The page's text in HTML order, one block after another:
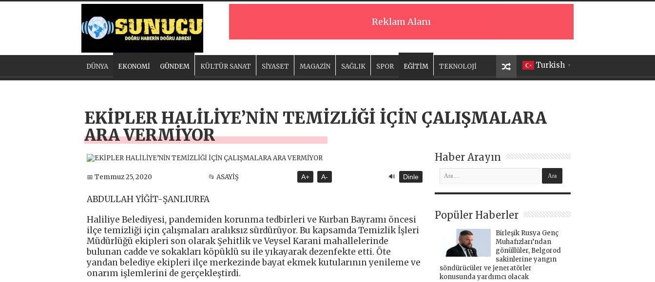
Reklam Alanı
Turkish ▼
DÜNYA EKONOMİ GÜNDEM KÜLTÜR SANAT SİYASET MAGAZİN SAĞLIK SPOR EĞİTİM TEKNOLOJİ
EKİPLER HALİLİYE’NİN TEMİZLİĞİ İÇİN ÇALIŞMALARA
ARA VERMİYOR
📅 Temmuz 25, 2020 📂 ASAYİŞ A+ A- 🔊 Dinle
ABDULLAH YİĞİT-ŞANLIURFA
Haliliye Belediyesi, pandemiden korunma tedbirleri ve Kurban Bayramı öncesi
ilçe temizliği için çalışmaları aralıksız sürdürüyor. Bu kapsamda Temizlik İşleri
Müdürlüğü ekipleri son olarak Şehitlik ve Veysel Karani mahallelerinde
bulunan cadde ve sokakları köpüklü su ile yıkayarak dezenfekte etti. Öte
yandan belediye ekipleri ilçe merkezinde bayat ekmek kutularının yenileme ve
onarım işlemlerini de gerçekleştirdi.
Haber Arayın
Popüler Haberler
Birleşik Rusya Genç
Muhafızları’ndan
gönüllüler, Belgorod
sakinlerine yangın
söndürücüler ve jeneratörler
konusunda yardımcı olacak